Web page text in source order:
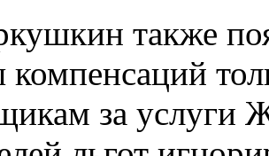
также
компенсаций
за